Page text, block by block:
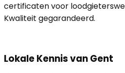
certificaten voor
Kwaliteit gegarandeerd.
Lokale Kennis van Gent